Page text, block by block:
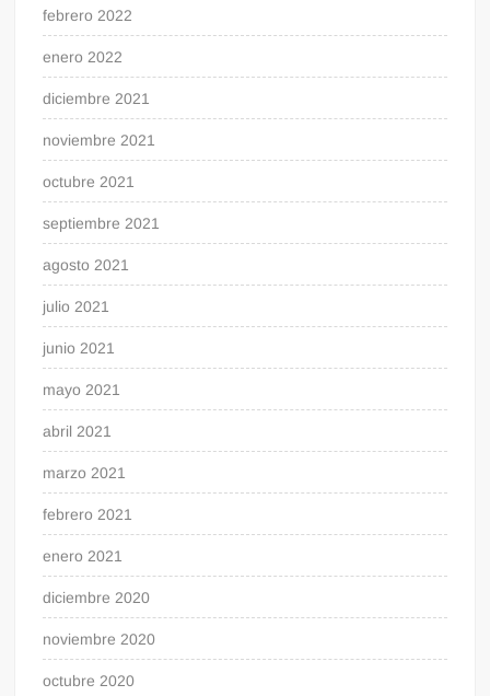
febrero 2022
enero 2022
diciembre 2021
noviembre 2021
octubre 2021
septiembre 2021
agosto 2021
julio 2021
junio 2021
mayo 2021
abril 2021
marzo 2021
febrero 2021
enero 2021
diciembre 2020
noviembre 2020
octubre 2020